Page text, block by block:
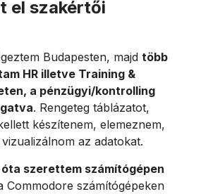
el szakértői
Budapesten, majd több
HR illetve Training &
a pénzügyi/kontrolling
. Rengeteg táblázatot,
készítenem, elemeznem,
az adatokat.
szerettem számítógépen
Commodore számítógépeken